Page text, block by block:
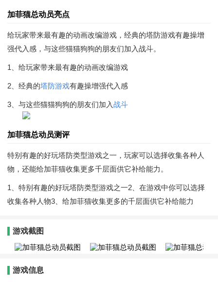
加菲猫总动员亮点
给玩家带来最有趣的动画改编游戏，经典的塔防游戏有趣操增
强代入感，与这些猫猫狗狗的朋友们加入战斗。
1、给玩家带来最有趣的动画改编游戏
2、经典的塔防游戏有趣操增强代入感
3、与这些猫猫狗狗的朋友们加入战斗
加菲猫总动员测评
特别有趣的好玩塔防类型游戏之一，玩家可以选择收集各种人
物，还能给加菲猫收集更多千层面供它补给能力。
1、特别有趣的好玩塔防类型游戏之一2、在游戏中你可以选择
收集各种人物3、给加菲猫收集更多的千层面供它补给能力
游戏截图
游戏信息